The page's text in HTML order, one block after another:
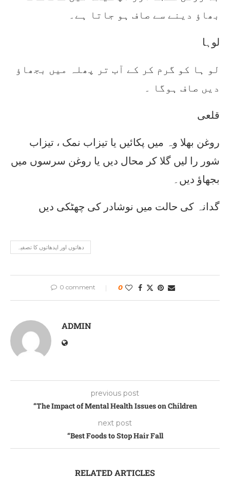
بھاؤ دینے سے صاف ہو جاتا ہے۔
لوہا
دیں صاف ہوگا ۔
قلعی
شور را لیں گلا کر محال دیں یا روغن سرسوں میں
بجھاؤ دیں۔
گدانہ کی حالت میں نوشادر کی چھٹکی دیں
دھاتوں اور اپدھاتوں کا تصفیہ
0 comment 0
ADMIN
previous post
“The Impact of Mental Health Issues on Children
next post
“Best Foods to Stop Hair Fall
RELATED ARTICLES